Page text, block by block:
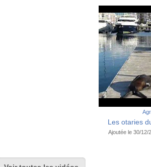
Les otaries
Ajoutée le 30/12/